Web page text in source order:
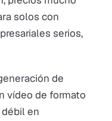
solos con
serios,
de
vídeo de formato
débil en